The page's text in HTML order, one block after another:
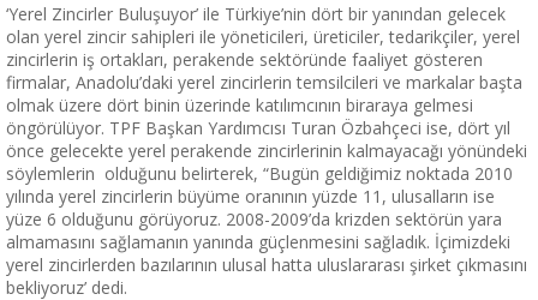
‘Yerel Zincirler Buluşuyor’ ile Türkiye’nin dört bir yanından gelecek
olan yerel zincir sahipleri ile yöneticileri, üreticiler, tedarikçiler, yerel
zincirlerin iş ortakları, perakende sektöründe faaliyet gösteren
firmalar, Anadolu’daki yerel zincirlerin temsilcileri ve markalar başta
olmak üzere dört binin üzerinde katılımcının biraraya gelmesi
öngörülüyor. TPF Başkan Yardımcısı Turan Özbahçeci ise, dört yıl
önce gelecekte yerel perakende zincirlerinin kalmayacağı yönündeki
söylemlerin olduğunu belirterek, “Bugün geldiğimiz noktada 2010
yılında yerel zincirlerin büyüme oranının yüzde 11, ulusalların ise
yüze 6 olduğunu görüyoruz. 2008-2009’da krizden sektörün yara
almamasını sağlamanın yanında güçlenmesini sağladık. İçimizdeki
yerel zincirlerden bazılarının ulusal hatta uluslararası şirket çıkmasını
bekliyoruz’ dedi.